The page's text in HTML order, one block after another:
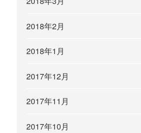
2018年2月
2018年1月
2017年12月
2017年11月
2017年10月